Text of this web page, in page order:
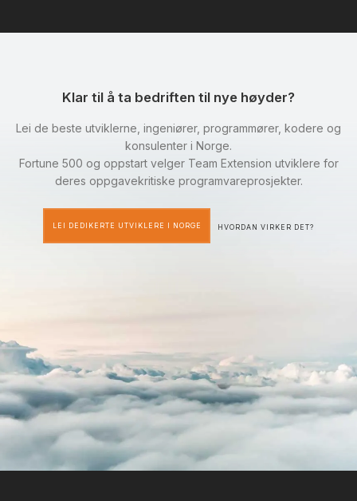
Klar til å ta bedriften til nye høyder?
Lei de beste utviklerne, ingeniører, programmører, kodere og
konsulenter i Norge.
Fortune 500 og oppstart velger Team Extension utviklere for
deres oppgavekritiske programvareprosjekter.
LEI DEDIKERTE UTVIKLERE I NORGE HVORDAN VIRKER DET?